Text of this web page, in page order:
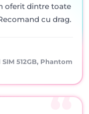
oferit dintre toate
cu drag.
512GB, Phantom